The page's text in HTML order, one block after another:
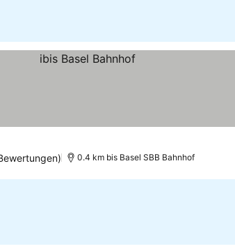
0.4 km bis Basel SBB Bahnhof